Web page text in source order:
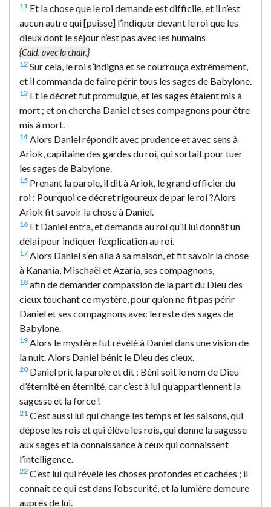
11 Et la chose que le roi demande est difficile, et il n’est
aucun autre qui [puisse] l’indiquer devant le roi que les
dieux dont le séjour n’est pas avec les humains
{Cald. avec la chair.}
12 Sur cela, le roi s’indigna et se courrouça extrêmement,
et il commanda de faire périr tous les sages de Babylone.
13 Et le décret fut promulgué, et les sages étaient mis à
mort ; et on chercha Daniel et ses compagnons pour être
mis à mort.
14 Alors Daniel répondit avec prudence et avec sens à
Ariok, capitaine des gardes du roi, qui sortait pour tuer
les sages de Babylone.
15 Prenant la parole, il dit à Ariok, le grand officier du
roi : Pourquoi ce décret rigoureux de par le roi ?Alors
Ariok fit savoir la chose à Daniel.
16 Et Daniel entra, et demanda au roi qu’il lui donnât un
délai pour indiquer l’explication au roi.
17 Alors Daniel s’en alla à sa maison, et fit savoir la chose
à Kanania, Mischaël et Azaria, ses compagnons,
18 afin de demander compassion de la part du Dieu des
cieux touchant ce mystère, pour qu’on ne fit pas périr
Daniel et ses compagnons avec le reste des sages de
Babylone.
19 Alors le mystère fut révélé à Daniel dans une vision de
la nuit. Alors Daniel bénit le Dieu des cieux.
20Daniel prit la parole et dit : Béni soit le nom de Dieu
d’éternité en éternité, car c’est à lui qu’appartiennent la
sagesse et la force !
21 C’est aussi lui qui change les temps et les saisons, qui
dépose les rois et qui élève les rois, qui donne la sagesse
aux sages et la connaissance à ceux qui connaissent
l’intelligence.
22 C’est lui qui révèle les choses profondes et cachées ; il
connaît ce qui est dans l’obscurité, et la lumière demeure
auprès de lui.